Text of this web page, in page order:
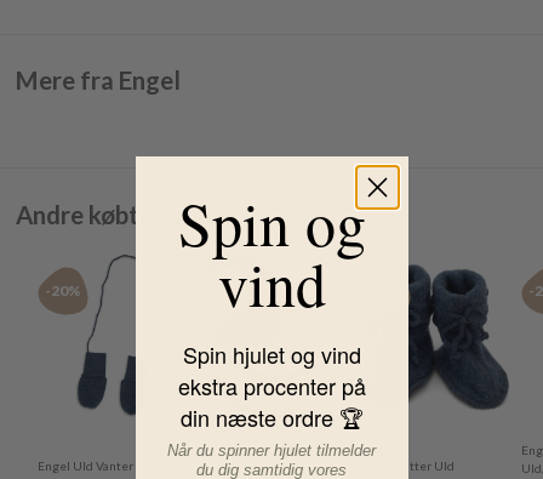
Mere fra Engel
Andre købte også
-20%
Engel Uld Vanter
-20%
Engel Hue - Uld -
Baby Bonnet Reed
Engel Futter Uld
-
Spin og
vind
Spin hjulet og vind
ekstra procenter på
din næste ordre 🏆
Når du spinner hjulet tilmelder
du dig samtidig vores